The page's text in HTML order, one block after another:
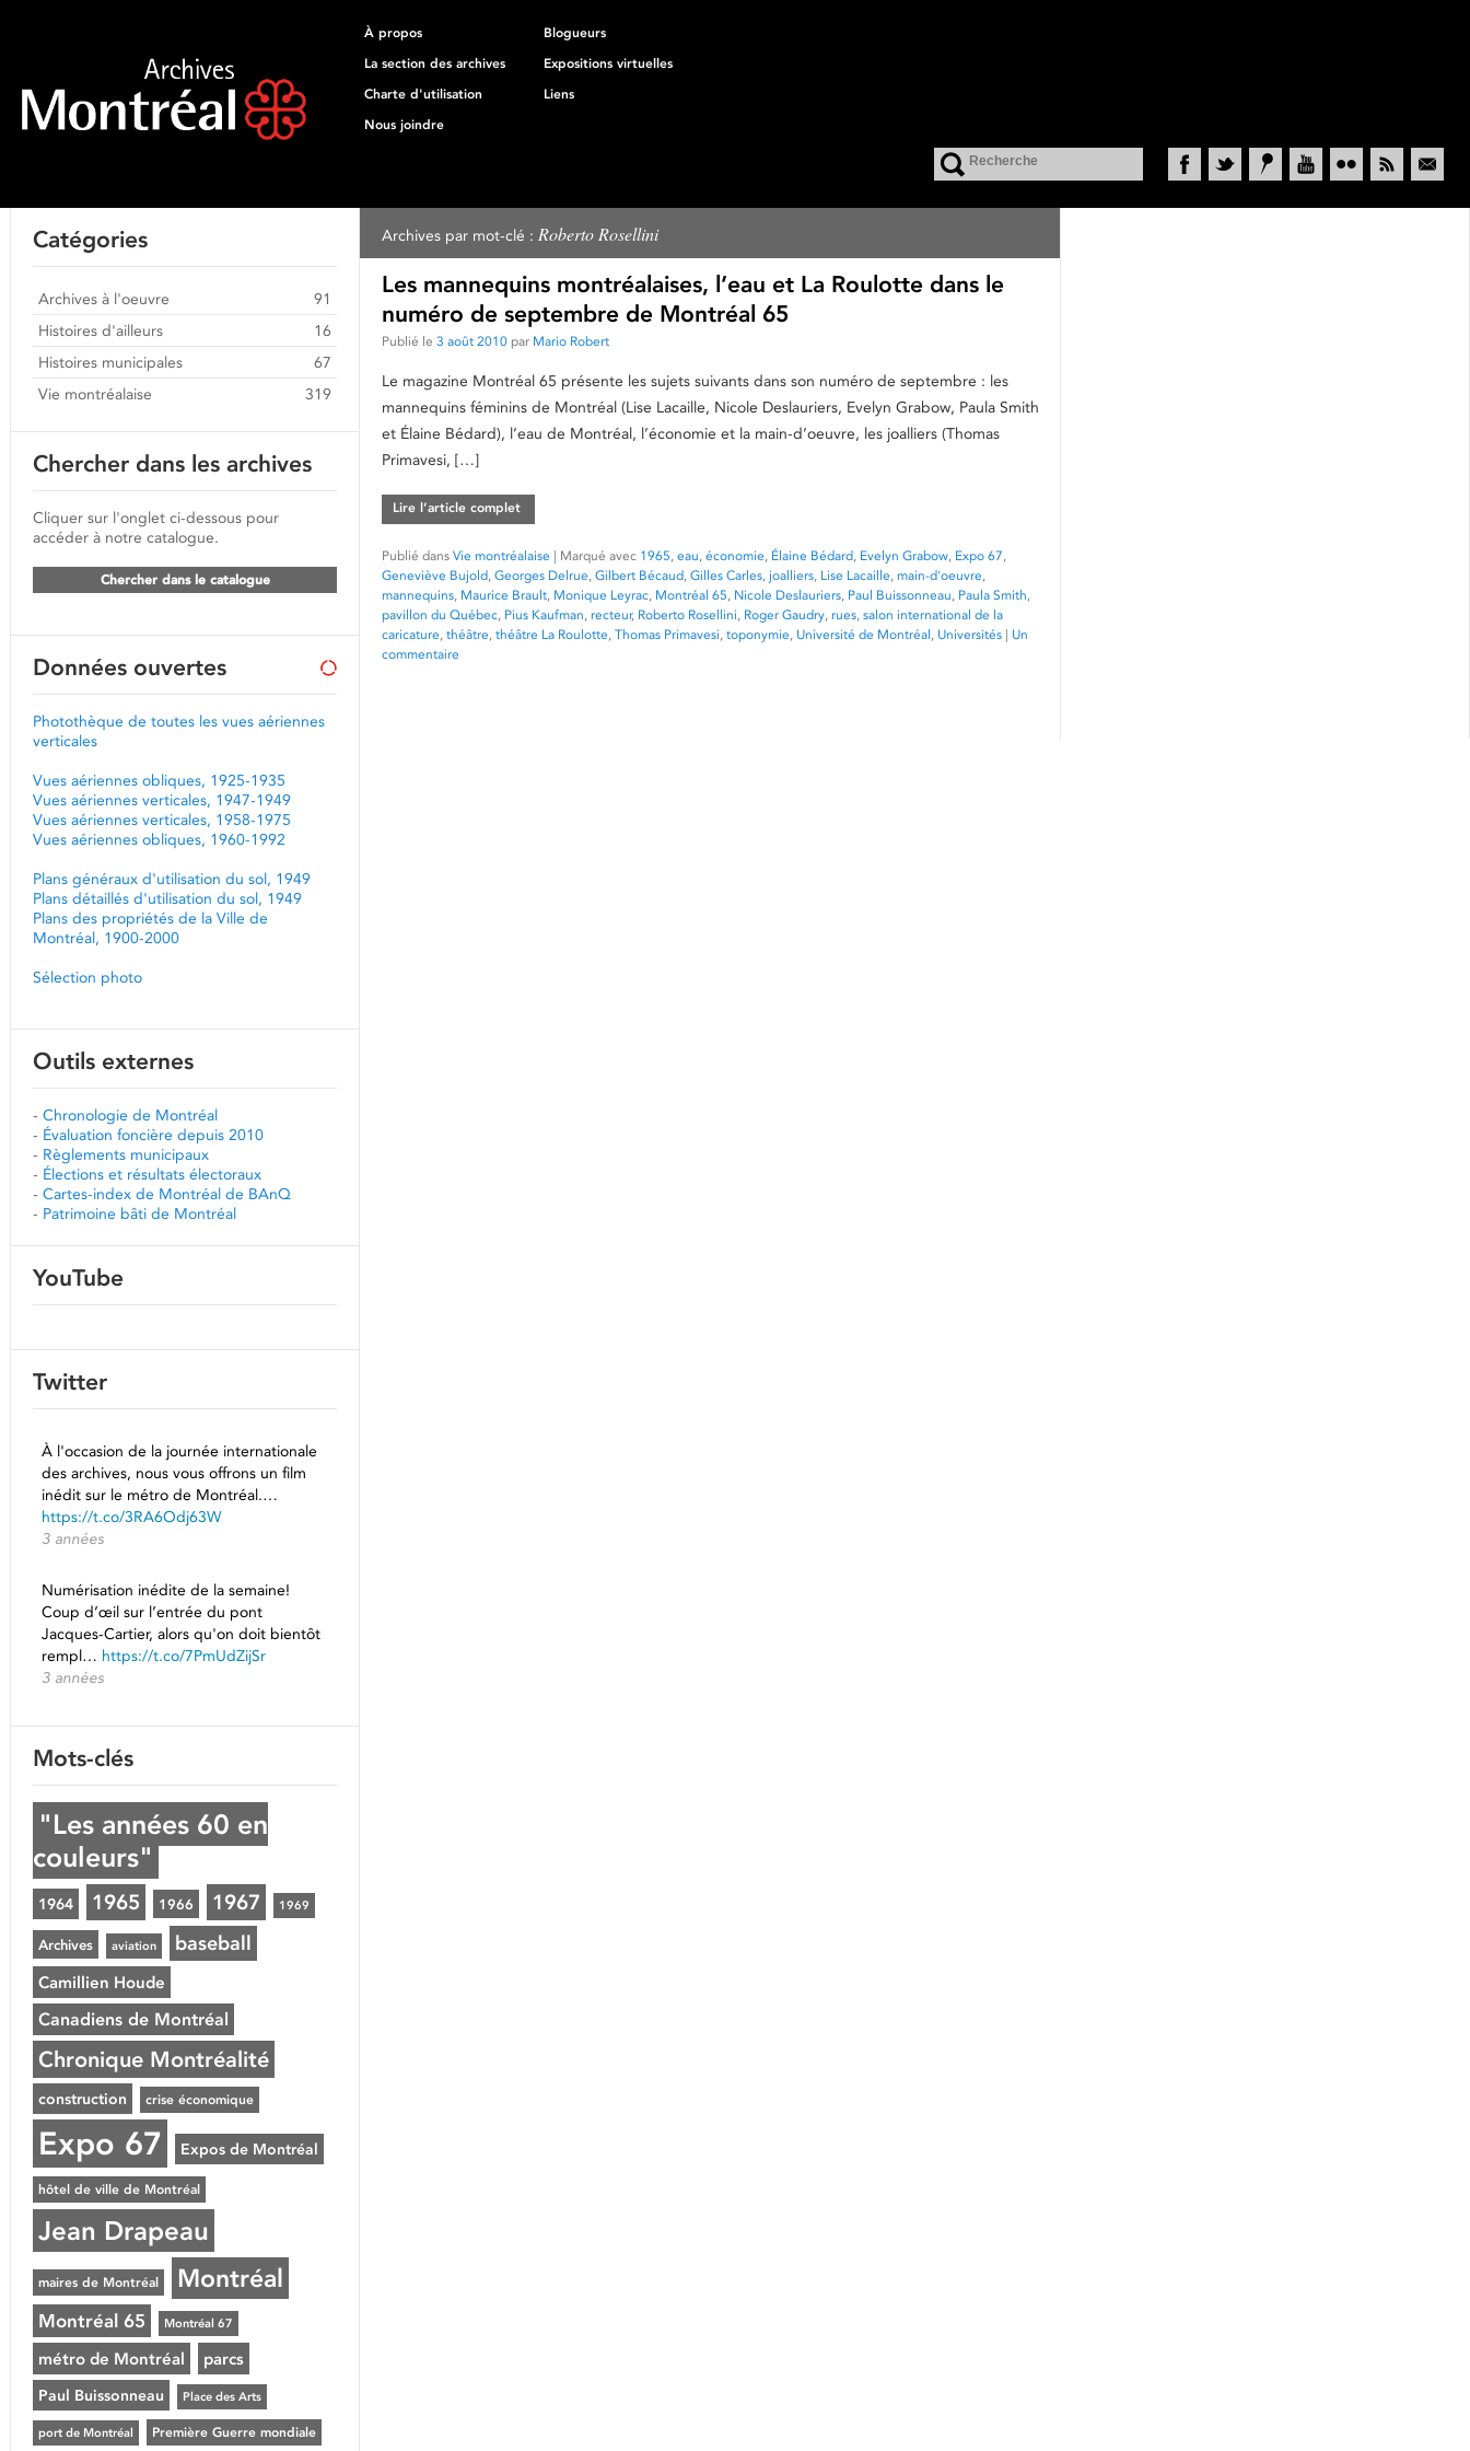
À propos
Blogueurs
La section des archives
Expositions virtuelles
Charte d'utilisation
Liens
Nous joindre
Archives par mot-clé : Roberto Rosellini
Les mannequins montréalaises, l’eau et La Roulotte dans le
numéro de septembre de Montréal 65
Publié le 3 août 2010 par Mario Robert
Le magazine Montréal 65 présente les sujets suivants dans son numéro de septembre : les
mannequins féminins de Montréal (Lise Lacaille, Nicole Deslauriers, Evelyn Grabow, Paula Smith
et Élaine Bédard), l’eau de Montréal, l’économie et la main-d’oeuvre, les joalliers (Thomas
Primavesi, […]
Lire l’article complet
Publié dans Vie montréalaise | Marqué avec 1965, eau, économie, Élaine Bédard, Evelyn Grabow, Expo 67,
Geneviève Bujold, Georges Delrue, Gilbert Bécaud, Gilles Carles, joalliers, Lise Lacaille, main-d'oeuvre,
mannequins, Maurice Brault, Monique Leyrac, Montréal 65, Nicole Deslauriers, Paul Buissonneau, Paula Smith,
pavillon du Québec, Pius Kaufman, recteur, Roberto Rosellini, Roger Gaudry, rues, salon international de la
caricature, théâtre, théâtre La Roulotte, Thomas Primavesi, toponymie, Université de Montréal, Universités | Un
commentaire
Catégories
Archives à l'oeuvre
91
Histoires d'ailleurs
16
Histoires municipales
67
Vie montréalaise
319
Chercher dans les archives
Cliquer sur l'onglet ci-dessous pour
accéder à notre catalogue.
Chercher dans le catalogue
Données ouvertes
Photothèque de toutes les vues aériennes
verticales
Vues aériennes obliques, 1925-1935
Vues aériennes verticales, 1947-1949
Vues aériennes verticales, 1958-1975
Vues aériennes obliques, 1960-1992
Plans généraux d'utilisation du sol, 1949
Plans détaillés d'utilisation du sol, 1949
Plans des propriétés de la Ville de
Montréal, 1900-2000
Sélection photo
Outils externes
- Chronologie de Montréal
- Évaluation foncière depuis 2010
- Règlements municipaux
- Élections et résultats électoraux
- Cartes-index de Montréal de BAnQ
- Patrimoine bâti de Montréal
YouTube
Twitter
À l'occasion de la journée internationale
des archives, nous vous offrons un film
inédit sur le métro de Montréal.…
https://t.co/3RA6Odj63W
3 années
Numérisation inédite de la semaine!
Coup d’œil sur l’entrée du pont
Jacques-Cartier, alors qu'on doit bientôt
rempl… https://t.co/7PmUdZijSr
3 années
Mots-clés
"Les années 60 en
couleurs"
1964 1965 1966 1967 1969
Archives aviation baseball
Camillien Houde
Canadiens de Montréal
Chronique Montréalité
construction crise économique
Expo 67 Expos de Montréal
hôtel de ville de Montréal
Jean Drapeau
maires de Montréal Montréal
Montréal 65 Montréal 67
métro de Montréal parcs
Paul Buissonneau Place des Arts
port de Montréal Première Guerre mondiale